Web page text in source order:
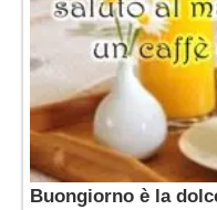
Buongiorno è la